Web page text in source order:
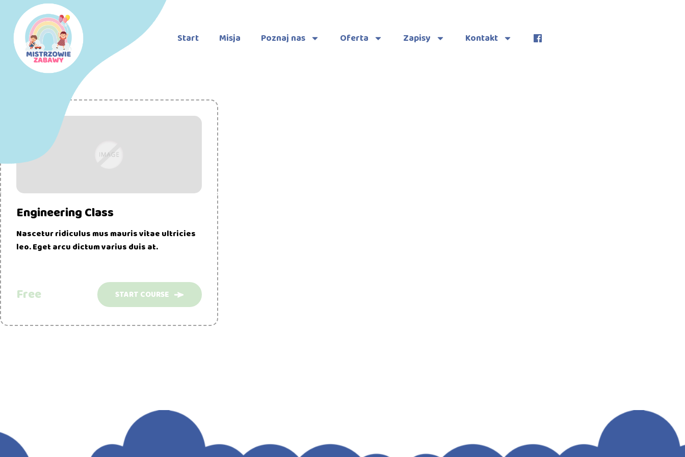
Start Misja Poznaj nas Oferta Zapisy Kontakt
Engineering Class
Nascetur ridiculus mus mauris vitae ultricies
leo. Eget arcu dictum varius duis at.
Free START COURSE